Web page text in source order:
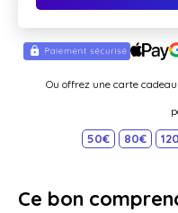
Ou offrez une carte
50€ 80€
Ce bon